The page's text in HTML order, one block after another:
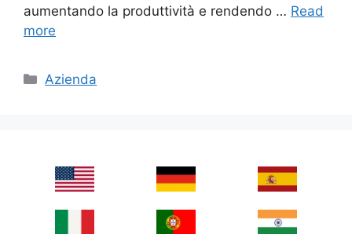
aumentando la produttività e rendendo … Read
more
Categories
Azienda